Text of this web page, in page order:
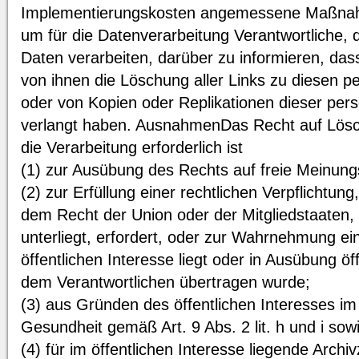
Implementierungskosten angemessene
um für die Datenverarbeitung Verantwortliche,
Daten verarbeiten, darüber zu informieren,
von ihnen die Löschung aller Links zu diesen
oder von Kopien oder Replikationen dieser
verlangt haben. AusnahmenDas Recht auf
die Verarbeitung erforderlich ist
(1) zur Ausübung des Rechts auf freie
(2) zur Erfüllung einer rechtlichen
dem Recht der Union oder der
unterliegt, erfordert, oder zur Wahrnehmung
öffentlichen Interesse liegt oder in Ausübung
dem Verantwortlichen übertragen wurde;
(3) aus Gründen des öffentlichen Interesses
Gesundheit gemäß Art. 9 Abs. 2 lit. h und i
(4) für im öffentlichen Interesse liegende